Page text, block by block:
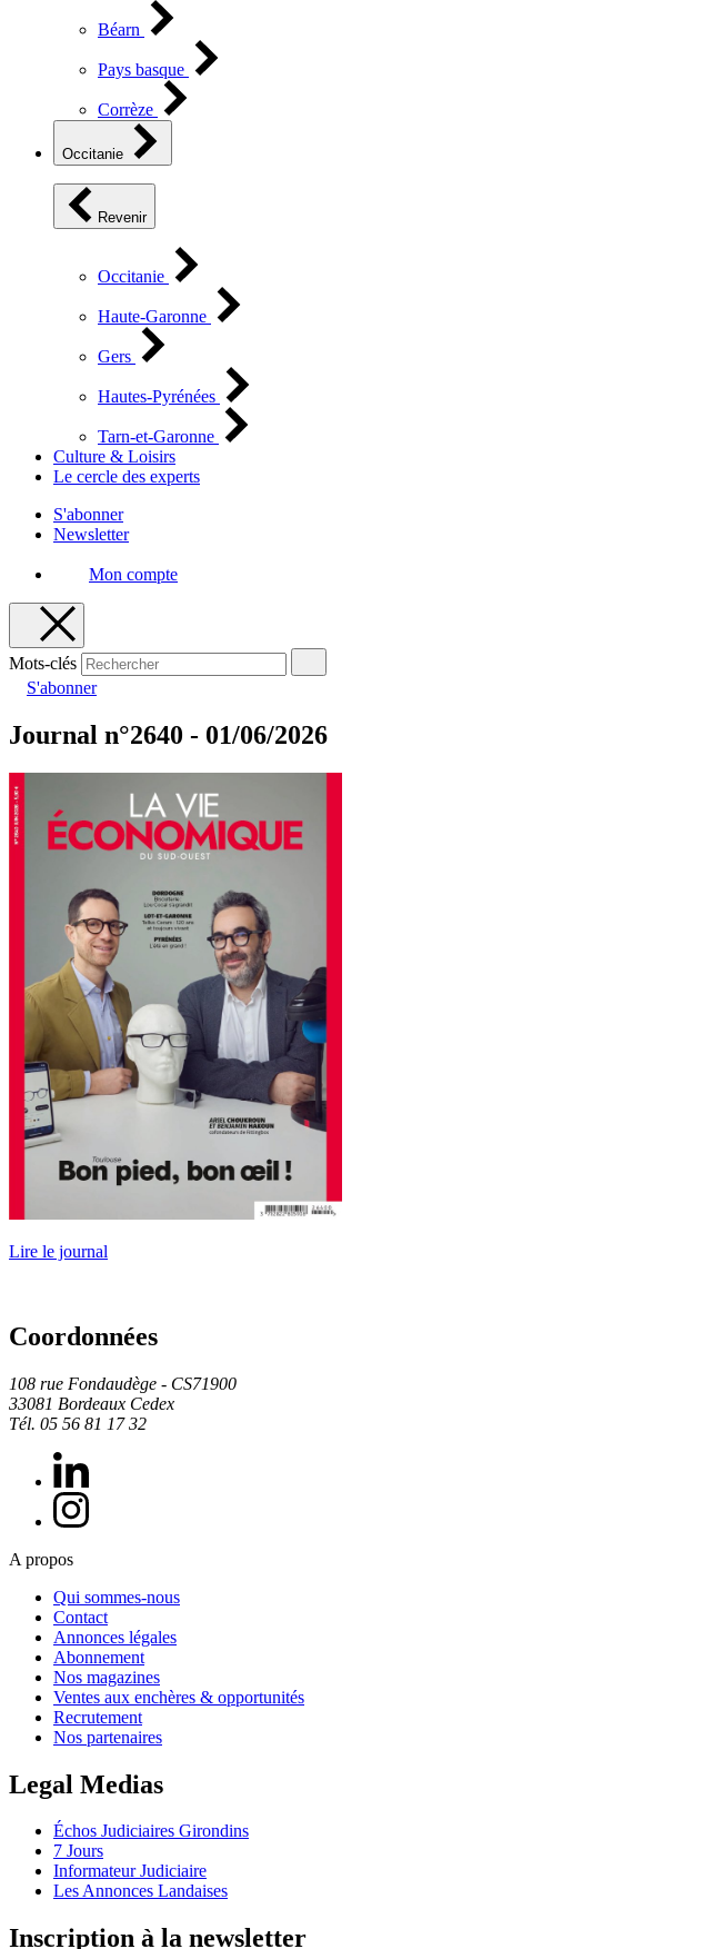
Béarn
Pays basque
Corrèze
Occitanie
Revenir
Occitanie
Haute-Garonne
Gers
Hautes-Pyrénées
Tarn-et-Garonne
Culture & Loisirs
Le cercle des experts
S'abonner
Newsletter
Mon compte
Mots-clés
S'abonner
Journal n°2640 - 01/06/2026
Lire le journal
Coordonnées
108 rue Fondaudège - CS71900
33081 Bordeaux Cedex
Tél. 05 56 81 17 32
A propos
Qui sommes-nous
Contact
Annonces légales
Abonnement
Nos magazines
Ventes aux enchères & opportunités
Recrutement
Nos partenaires
Legal Medias
Échos Judiciaires Girondins
7 Jours
Informateur Judiciaire
Les Annonces Landaises
Inscription à la newsletter